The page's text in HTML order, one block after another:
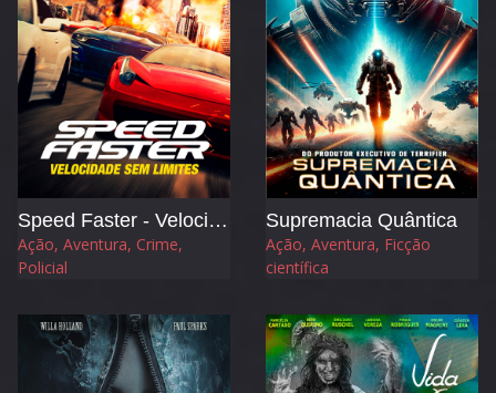
Speed Faster - Velocidade sem Limites
Ação, Aventura, Crime,
Policial
Supremacia Quântica
Ação, Aventura, Ficção
científica